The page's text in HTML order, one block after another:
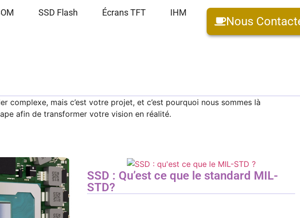
SSD Flash Écrans TFT IHM
Nous
complexe, mais c’est votre projet, et c’est pourquoi nous sommes là
afin de transformer votre vision en réalité.
SSD : Qu’est ce que le standard MIL-
STD?